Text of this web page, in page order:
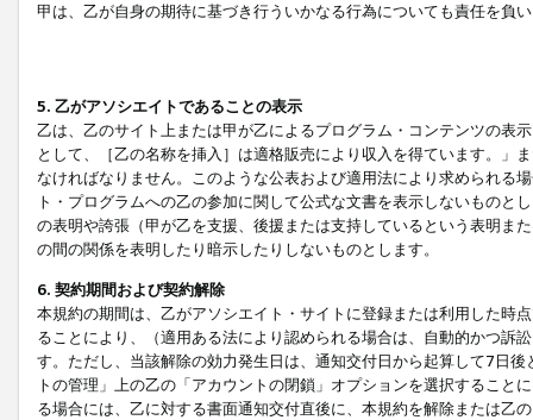
甲は、乙が自身の期待に基づき行ういかなる行為についても責任を負
5. 乙がアソシエイトであることの表示
乙は、乙のサイト上または甲が乙によるプログラム・コンテンツの表
として、［乙の名称を挿入］は適格販売により収入を得ています。」
なければなりません。このような公表および適用法により求められる
ト・プログラムへの乙の参加に関して公式な文書を表示しないもの
の表明や誇張（甲が乙を支援、後援または支持しているという表明ま
の間の関係を表明したり暗示したりしないものとします。
6. 契約期間および契約解除
本規約の期間は、乙がアソシエイト・サイトに登録または利用した時
ることにより、（適用ある法により認められる場合は、自動的かつ訴
す。ただし、当該解除の効力発生日は、通知交付日から起算して7日
トの管理」上の乙の「アカウントの閉鎖」オプションを選択するこ
る場合には、乙に対する書面通知交付直後に、本規約を解除または乙